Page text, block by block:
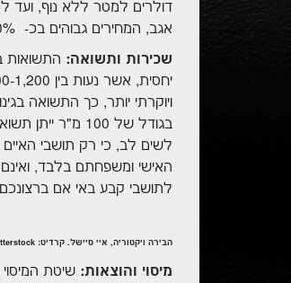
אגב, המחירים גבוהים בכ- 20% בממוצע, משום שמרביתם ממוקמים ממש על החוף או בקרבתו.
שכירות ותשואה: התשואות
לשים לב, כי רק תושבי האיים
האישי ומשפחתם בלבד,
לתושבי קבע באי אם
הבירה ויקטוריה, איי סיישל. קרדיט: shutterstock
מיסוי והוצאות: שיטת